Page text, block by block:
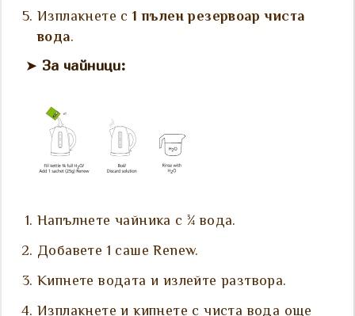
Изплакнете с1 пълен резервоар чиста
вода.
➤ За чайници:
Напълнете чайника с ¾ вода.
Добавете 1 саше Renew.
Кипнете водата и излейте разтвора.